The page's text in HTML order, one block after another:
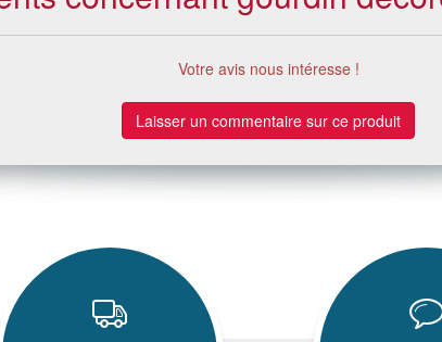
Votre avis nous intéresse !
Laisser un commentaire sur ce produit